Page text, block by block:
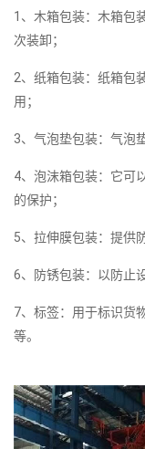
1、木箱包装：木箱包
次装卸；
2、纸箱包装：纸箱包
用；
3、气泡垫包装：气泡
4、泡沫箱包装：它可
的保护；
5、拉伸膜包装：提供
6、防锈包装：以防止
7、标签：用于标识货
等。